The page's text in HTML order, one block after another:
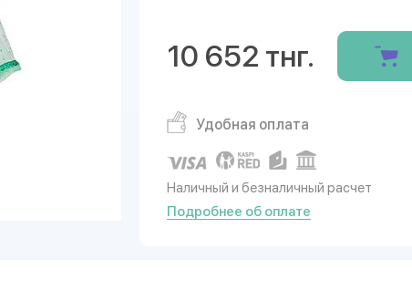
10 652 тнг.
Удобная оплата
Наличный и безналичный расчет
Подробнее об оплате